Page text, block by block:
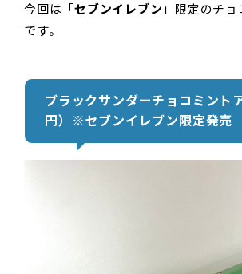
今回は「セブンイレブン 」限定のチ
です。
ブラックサンダーチョコミント
円）※セブンイレブン限定発売